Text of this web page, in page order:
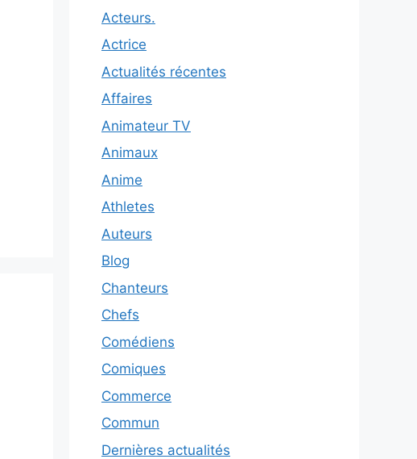
Acteurs.
Actrice
Actualités récentes
Affaires
Animateur TV
Animaux
Anime
Athletes
Auteurs
Blog
Chanteurs
Chefs
Comédiens
Comiques
Commerce
Commun
Dernières actualités